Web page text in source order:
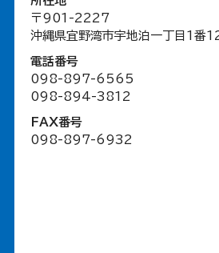
〒901-2227
沖縄県宜野湾市宇地泊一丁目1番
電話番号
098-897-6565
098-894-3812
FAX番号
098-897-6932